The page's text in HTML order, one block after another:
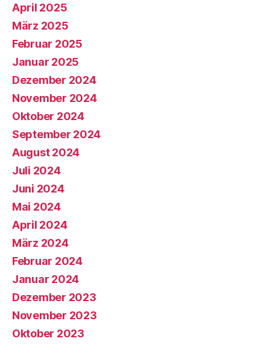
April 2025
März 2025
Februar 2025
Januar 2025
Dezember 2024
November 2024
Oktober 2024
September 2024
August 2024
Juli 2024
Juni 2024
Mai 2024
April 2024
März 2024
Februar 2024
Januar 2024
Dezember 2023
November 2023
Oktober 2023